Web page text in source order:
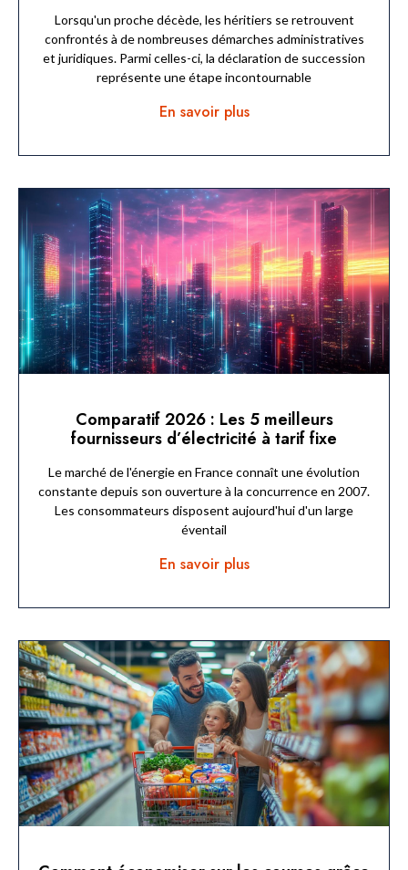
Lorsqu'un proche décède, les héritiers se retrouvent
confrontés à de nombreuses démarches administratives
et juridiques. Parmi celles-ci, la déclaration de succession
représente une étape incontournable
En savoir plus
Comparatif 2026 : Les 5 meilleurs
fournisseurs d’électricité à tarif fixe
Le marché de l'énergie en France connaît une évolution
constante depuis son ouverture à la concurrence en 2007.
Les consommateurs disposent aujourd'hui d'un large
éventail
En savoir plus